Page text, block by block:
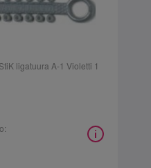
ligatuura A-1 Violetti 1